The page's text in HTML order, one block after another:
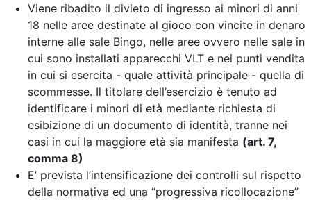
Viene ribadito il divieto di ingresso ai minori di anni
18 nelle aree destinate al gioco con vincite in denaro
interne alle sale Bingo, nelle aree ovvero nelle sale in
cui sono installati apparecchi VLT e nei punti vendita
in cui si esercita - quale attività principale - quella di
scommesse. Il titolare dell’esercizio è tenuto ad
identificare i minori di età mediante richiesta di
esibizione di un documento di identità, tranne nei
casi in cui la maggiore età sia manifesta (art. 7,
comma 8)
E’ prevista l’intensificazione dei controlli sul rispetto
della normativa ed una “progressiva ricollocazione”